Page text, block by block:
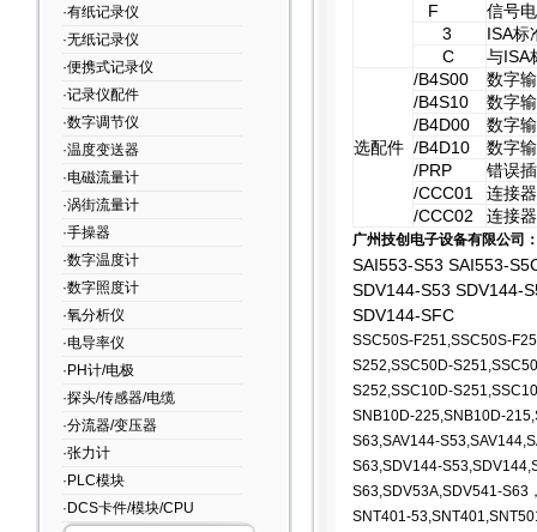
·有纸记录仪
·无纸记录仪
·便携式记录仪
·记录仪配件
·数字调节仪
·温度变送器
·电磁流量计
·涡街流量计
·手操器
·数字温度计
·数字照度计
·氧分析仪
·电导率仪
·PH计/电极
·探头/传感器/电缆
·分流器/变压器
·张力计
·PLC模块
·DCS卡件/模块/CPU
F
信号
3
ISA标
C
与ISA
选配件
/B4S00
数字
/B4S10
数字
/B4D00
数字
/B4D10
数字
/PRP
错误
/CCC01
连接
/CCC02
连接
广州技创电子设备有限公司
SAI553-S53 SAI553-
SDV144-S53 SDV144-
SDV144-SFC
SSC50S-F251,SSC50S-
S252,SSC50D-
S252,SSC10D-
SNB10D-225,SNB10D-
S63,SAV144-
S63,SDV144-
S63,SDV53A,SDV541-S63
SNT401-